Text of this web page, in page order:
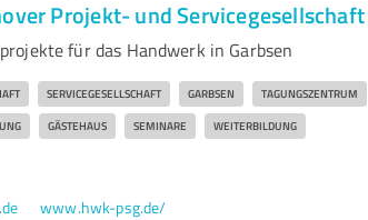
Projekt- und
für das Handwerk in Garbsen
SERVICEGESELLSCHAFT GARBSEN TAGUNGSZENTRUM
GÄSTEHAUS SEMINARE WEITERBILDUNG
www.hwk-psg.de/